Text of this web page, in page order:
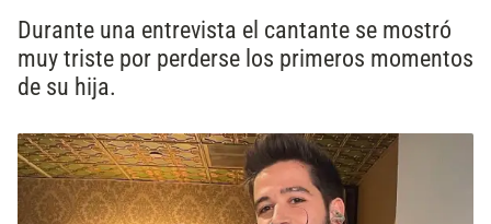
Durante una entrevista el cantante se mostró
muy triste por perderse los primeros momentos
de su hija.